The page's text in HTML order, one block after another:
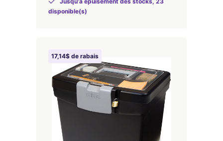
disponible(s)
17,14$ de rabais